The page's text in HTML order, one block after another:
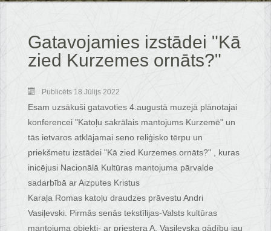
Gatavojamies izstādei "Kā
zied Kurzemes ornāts?"
Publicēts 18 Jūlijs 2022
Esam uzsākuši gatavoties 4.augustā muzejā plānotajai
konferencei "Katoļu sakrālais mantojums Kurzemē" un
tās ietvaros atklājamai seno reliģisko tērpu un
priekšmetu izstādei "Kā zied Kurzemes ornāts?" , kuras
inicējusi Nacionālā Kultūras mantojuma pārvalde
sadarbībā ar Aizputes Kristus
Karaļa Romas katoļu draudzes prāvestu Andri
Vasiļevski. Pirmās senās tekstīlijas-Valsts kultūras
mantojuma objekti- ar priestera A. Vasiļevska gādību jau